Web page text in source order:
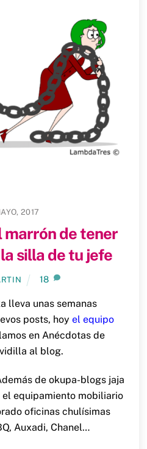
2017
marrón de tener
silla de tu jefe
18
lleva unas semanas
posts, hoy el equipo
en Anécdotas de
al blog.
de okupa-blogs jaja
equipamiento mobiliario
oficinas chulísimas
Auxadi, Chanel…